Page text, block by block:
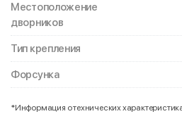
Местоположение
дворников
Тип крепления
Форсунка
*Информация о технических